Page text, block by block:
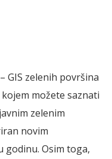
GIS zelenih površina
kojem možete saznati
zelenim
novim
godinu. Osim toga,